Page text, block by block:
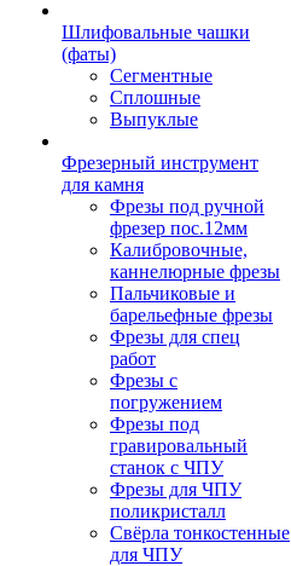
Шлифовальные чашки
(фаты)
Сегментные
Сплошные
Выпуклые
Фрезерный инструмент
для камня
Фрезы под ручной
фрезер пос.12мм
Калибровочные,
каннелюрные фрезы
Пальчиковые и
барельефные фрезы
Фрезы для спец
работ
Фрезы с
погружением
Фрезы под
гравировальный
станок с ЧПУ
Фрезы для ЧПУ
поликристалл
Свёрла тонкостенные
для ЧПУ